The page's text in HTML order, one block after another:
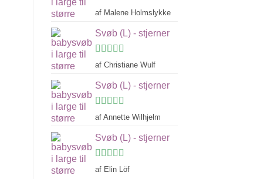
Vurderet 5
af Malene Holmslykke
Svøb (L) - stjerner
Vurderet5
af Christiane Wulf
Svøb (L) - stjerner
Vurderet5
af Annette Wilhjelm
Svøb (L) - stjerner
Vurderet
af Elin Löf